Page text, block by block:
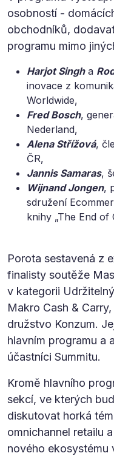
osobností -
obchodníků,
programu mimo
Harjot Singha
inovace z
Worldwide,
Fred Bosch,
Nederland,
Alena Střížová,
ČR,
Jannis Samaras,
Wijnand Jongen,
sdružení
knihy „The End of
Porota sestavená z
finalisty soutěže
v kategorii
Makro Cash &
družstvo Konzum.
hlavním programu a
účastníci Summitu.
Kromě hlavního
sekcí, ve kterých
diskutovat horká
omnichannel retailu
nového ekosystému